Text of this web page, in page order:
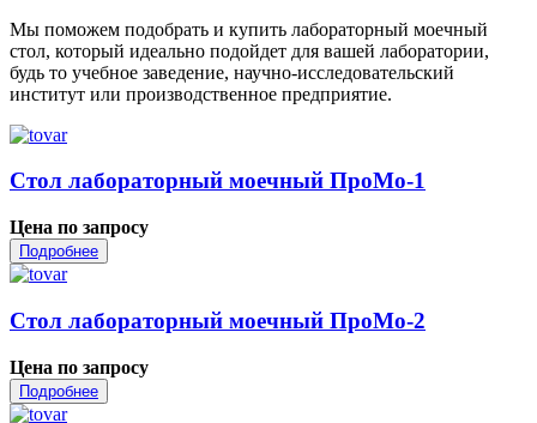
Мы поможем подобрать и купить лабораторный моечный
стол, который идеально подойдет для вашей лаборатории,
будь то учебное заведение, научно-исследовательский
институт или производственное предприятие.
Стол лабораторный моечный ПроМо-1
Цена по запросу
Подробнее
Стол лабораторный моечный ПроМо-2
Цена по запросу
Подробнее